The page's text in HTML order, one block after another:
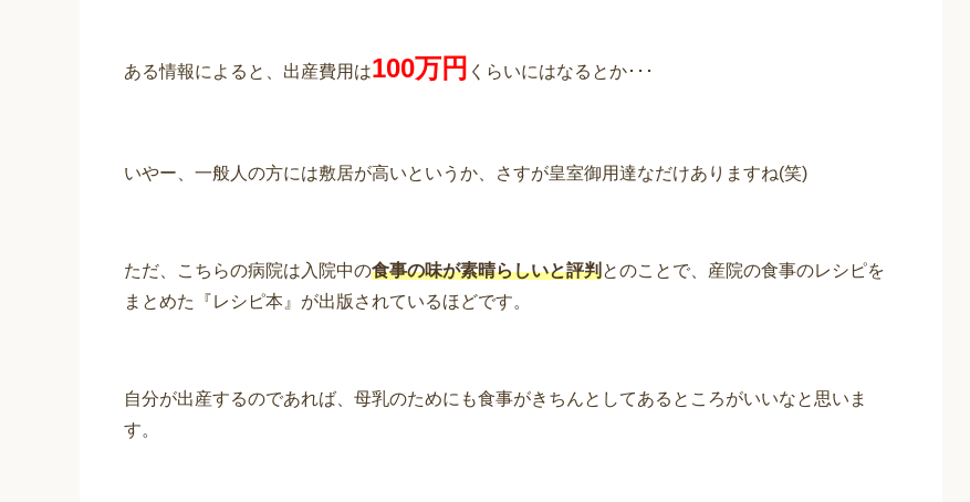
ある情報によると、出産費用は100万円 くらいにはなるとか･･･
いやー、一般人の方には敷居が高いというか、さすが皇室御用達なだけありますね(笑)
ただ、こちらの病院は入院中の食事の味が素晴らしいと評判とのことで、産院の食事のレシピを
まとめた『レシピ本』が出版されているほどです。
自分が出産するのであれば、母乳のためにも食事がきちんとしてあるところがいいなと思いま
す。